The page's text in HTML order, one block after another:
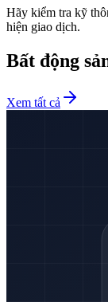
Hãy kiểm tra kỹ
hiện giao dịch.
Bất động
Xem tất cả